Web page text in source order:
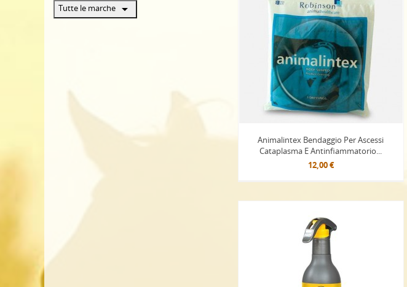
Tutte le marche arrow_drop_down
Animalintex Bendaggio Per Ascessi
Cataplasma E Antinfiammatorio...
12,00 €